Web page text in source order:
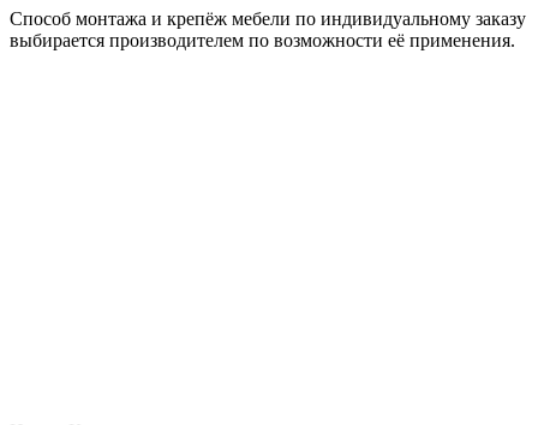
Способ монтажа и крепёж мебели по индивидуальному заказу
выбирается производителем по возможности её применения.